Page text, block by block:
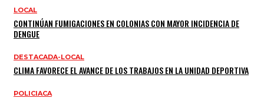
LOCAL
CONTINÚAN FUMIGACIONES EN COLONIAS CON MAYOR INCIDENCIA DE
DENGUE
DESTACADA-LOCAL
CLIMA FAVORECE EL AVANCE DE LOS TRABAJOS EN LA UNIDAD DEPORTIVA
POLICIACA